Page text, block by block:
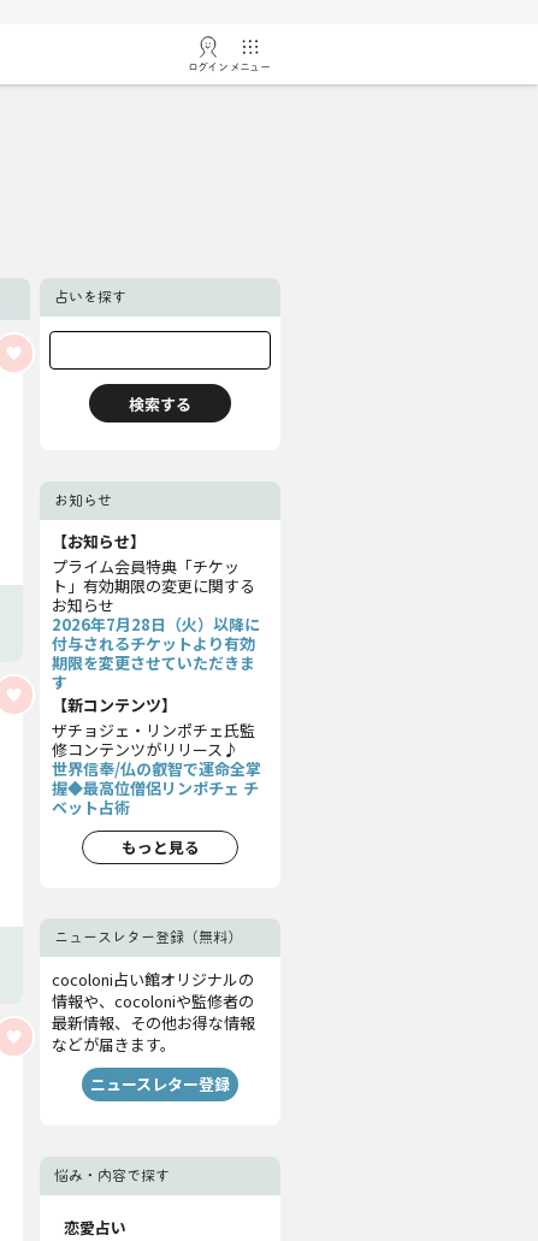
ログイン メニュー
占いを探す
お知らせ
【お知らせ】
プライム会員特典「チケッ
ト」有効期限の変更に関する
お知らせ
2026年7月28日（火）以降に
付与されるチケットより有効
期限を変更させていただきま
す
【新コンテンツ】
ザチョジェ・リンポチェ氏監
修コンテンツがリリース♪
世界信奉/仏の叡智で運命全掌
握◆最高位僧侶リンポチェ チ
ベット占術
もっと見る
ニュースレター登録（無料）
cocoloni占い館オリジナルの
情報や、cocoloniや監修者の
最新情報、その他お得な情報
などが届きます。
ニュースレター登録
悩み・内容で探す
恋愛占い